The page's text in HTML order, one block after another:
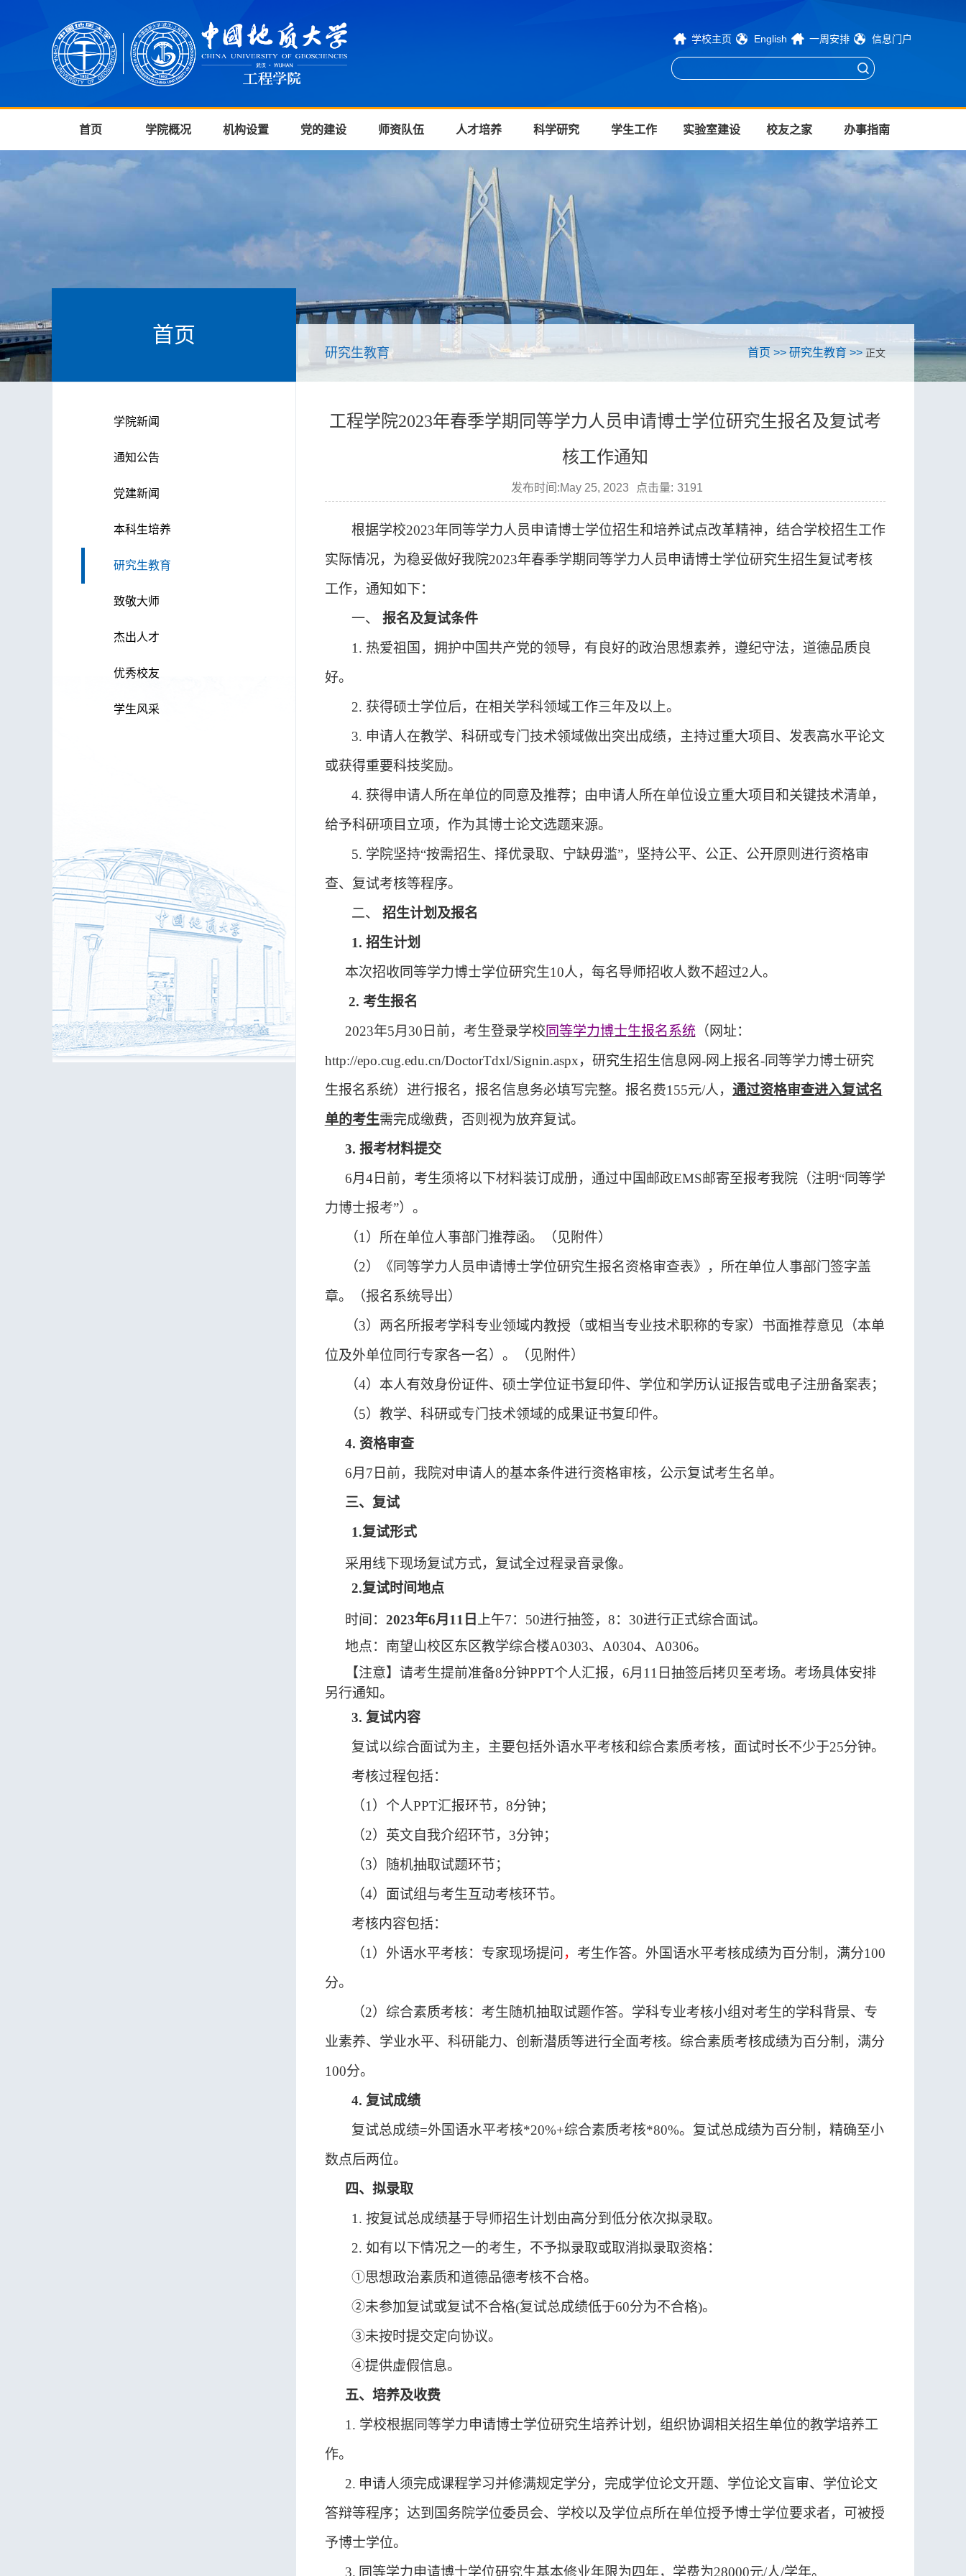
学校主页 English 一周安排 信息门户
首页 学院概况 机构设置 党的建设 师资队伍 人才培养 科学研究 学生工作 实验室建设 校友之家 办事指南
首页
学院新闻
通知公告
党建新闻
本科生培养
研究生教育
致敬大师
杰出人才
优秀校友
学生风采
研究生教育 首页 >> 研究生教育 >> 正文
工程学院2023年春季学期同等学力人员申请博士学位研究生报名及复试考
核工作通知
发布时间:May 25, 2023 点击量: 3191
根据学校2023年同等学力人员申请博士学位招生和培养试点改革精神， 结合学校招生工作
实际情况，为稳妥做好我院2023年春季学期同等学力人员申请博士学位研究生招生复试考核
工作， 通知如下：
一、 报名及复试条件
1. 热爱祖国，拥护中国共产党的领导，有良好的政治思想素养，遵纪守法，道德品质良
好。
2. 获得硕士学位后，在相关学科领域工作三年及以上。
3. 申请人在教学、科研或专门技术领域做出突出成绩，主持过重大项目、发表高水平论文
或获得重要科技奖励。
4. 获得申请人所在单位的同意及推荐；由申请人所在单位设立重大项目和关键技术清单，
给予科研项目立项，作为其博士论文选题来源。
5. 学院坚持“按需招生、择优录取、宁缺毋滥”，坚持公平、公正、公开原则进行资格审
查、复试考核等程序。
二、 招生计划及报名
1. 招生计划
本次招收同等学力博士学位研究生10人， 每名导师招收人数不超过2人。
2. 考生报名
2023年5月 30 日前，考生登录学校 同等学力博士生报名系统（ 网址：
http://epo.cug.edu.cn/DoctorTdxl/Signin.aspx， 研究生招生信息网-网上报名-同等学力博士研究
生报名系统） 进行报名 ， 报名信息务必填写完整。报名费155元/人 ， 通过资格审查进入复试名
单的考生需完成缴费，否则视为放弃复试。
3. 报考材料提交
6月 4日前，考生须将以下材料装订成册， 通过中国邮政EMS邮寄至报考我院（注明“同等学
力博士报考”） 。
（1 ）所在单位人事部门推荐函。 （ 见附件）
（2）《同等学力人员申请博士学位研究生报名资格审查表》，所在单位人事部门签字盖
章。
（报名系统导出）
（3）两名所报考学科专业领域内教授（或相当专业技术职称的专家）书面推荐意见（本单
位及外单位同行专家各一名）。
（ 见附件）
（4）本人有效身份证件、硕士学位证书复印件、 学位和学历认证报告或电子注册备案表；
（5）教学、科研或专门技术领域的成果证书复印件。
4. 资格审查
6月 7 日前， 我院对申请人的基本条件进行资格审核， 公示复试考生名单。
三、复试
1.复试形式
采用线下现场复试方式，复试全过程录音录像。
2.复试时间地点
时间： 2023年6月11日 上午7：50进行抽签，8：30进行正式综合面试。
地点： 南望山校区东区教学综合楼A0303、A0304、A0306。
【注意】请考生提前准备8分钟PPT个人汇报，6月11日抽签后拷贝至考场。考场具体安排
另行通知。
3. 复试内容
复试以综合面试为主，主要包括外语水平考核和综合素质考核， 面试时长不少于25分钟。
考核过程包括：
（1） 个人PPT汇报环节， 8分钟；
（2） 英文自我介绍环节， 3分钟；
（3）
随机抽取试题环节；
（4）
面试组与考生互动考核环节。
考核内容包括：
（1 ）外语水平考核： 专家现场提问 ， 考生作答。 外国语水平考核成绩为百分制，满分100
分。
（2）综合素质考核： 考生随机抽取试题作答。 学科专业考核小组对考生的学科背景、专
业素养、学业水平、科研能力、创新潜质等进行全面考核。综合素质考核成绩为百分制，满分
100分。
4. 复试成绩
复试总成绩=外国语水平考核*20%+综合素质考核*80%。复试总成绩为百分制，精确至小
数点后两位。
四、拟录取
1. 按复试总成绩基于导师招生计划由高分到低分依次拟录取。
2. 如有以下情况之一的考生，不予拟录取或取消拟录取资格：
①思想政治素质和道德品德考核不合格。
②未参加复试或复试不合格(复试总成绩低于60分为不合格)。
③未按时提交定向协议。
④提供虚假信息。
五、培养及收费
1. 学校根据同等学力申请博士学位研究生培养计划，组织协调相关招生单位的教学培养工
作。
2. 申请人须完成课程学习并修满规定学分，完成学位论文开题、 学位论文盲审、 学位论文
答辩等程序；达到国务院学位委员会、学校以及学位点所在单位授予博士学位要求者，可被授
予博士学位。
3. 同等学力申请博士学位研究生基本修业年限为四年，学费为28000元/人/学年。